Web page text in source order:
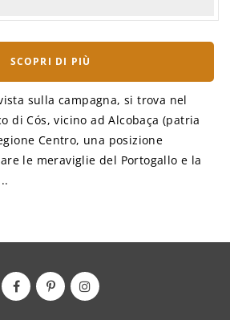
SCOPRI DI PIÙ
sulla campagna, si trova nel
di Cós, vicino ad Alcobaça (patria
Centro, una posizione
le meraviglie del Portogallo e la